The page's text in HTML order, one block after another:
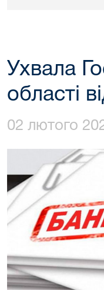
Ухвала
області
02 лютого